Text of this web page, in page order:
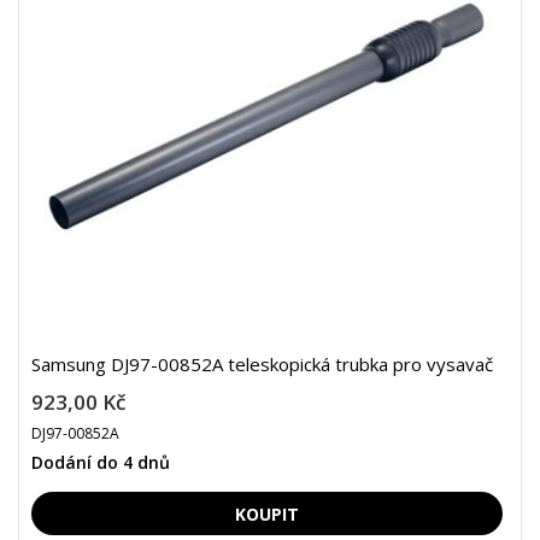
Samsung DJ97-00852A teleskopická trubka pro vysavač
923,00 Kč
DJ97-00852A
Dodání do 4 dnů